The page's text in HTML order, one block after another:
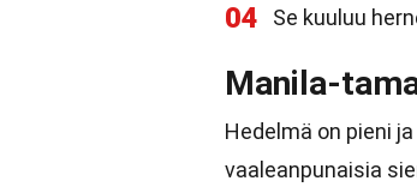
04 Se kuuluu
Manila-
Hedelmä on pieni
vaaleanpunaisia